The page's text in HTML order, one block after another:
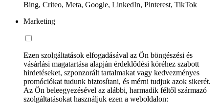
Bing, Criteo, Meta, Google, LinkedIn, Pinterest, TikTok
Marketing
Ezen szolgáltatások elfogadásával az Ön böngészési és
vásárlási magatartása alapján érdeklődési köréhez szabott
hirdetéseket, szponzorált tartalmakat vagy kedvezményes
promóciókat tudunk biztosítani, és mérni tudjuk azok sikerét.
Az Ön beleegyezésével az alábbi, harmadik féltől származó
szolgáltatásokat használjuk ezen a weboldalon: